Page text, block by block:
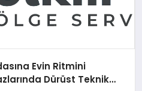
Evin Ritmini
Dürüst Teknik